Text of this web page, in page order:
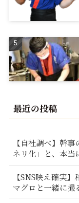
最近の投稿
【自社調べ】幹
ネリ化」と、本当
【SNS映え確実
マグロと一緒に撮